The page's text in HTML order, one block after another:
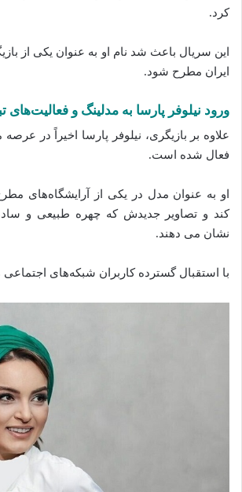
کرد.
این سریال باعث شد نام او به عنوان یکی از
ایران مطرح شود.
ورود نیلوفر پارسا به مدلینگ و فعالیت‌های
علاوه بر بازیگری، نیلوفر پارسا اخیراً در عرصه
فعال شده‌ است.
او به عنوان مدل در یکی از آرایشگاه‌های
کند و تصاویر جدیدش که چهره طبیعی و
نشان می‌ دهند.
با استقبال گسترده کاربران شبکه‌های